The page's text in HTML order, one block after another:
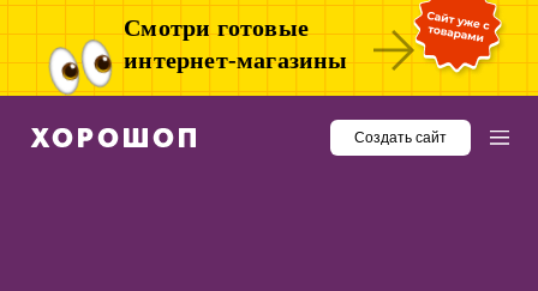
Смотри готовые
интернет-магазины
Создать сайт